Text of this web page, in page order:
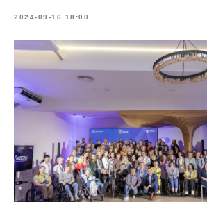
2024-09-16 18:00